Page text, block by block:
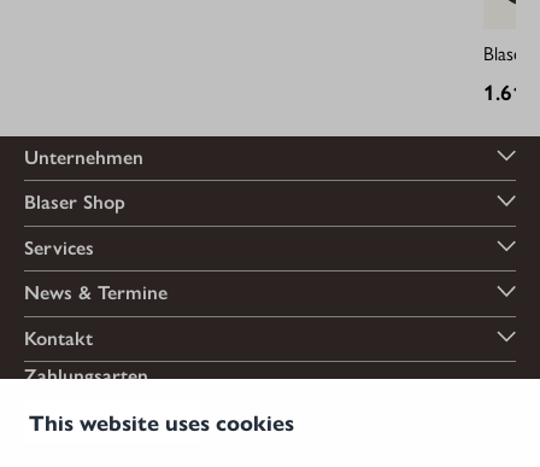
This website uses cookies
Blaser
Unternehmen
Blaser Shop
Services
News & Termine
Kontakt
Zahlungsarten